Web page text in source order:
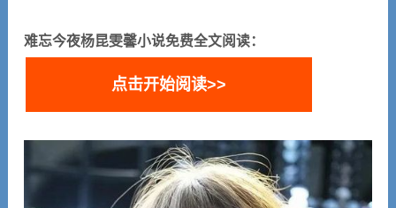
难忘今夜杨昆雯馨小说免费全文阅读：
点击开始阅读>>